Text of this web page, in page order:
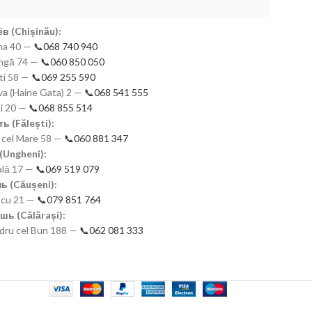
(Chișinău):
40 — 📞068 740 940
74 — 📞060 850 050
58 — 📞069 255 590
(Haine Gata) 2 — 📞068 541 555
20 — 📞068 855 514
(Fălești):
Mare 58 — 📞060 881 347
17 — 📞069 519 079
(Căușeni):
21 — 📞079 851 764
(Călărași):
cel Bun 188 — 📞062 081 333